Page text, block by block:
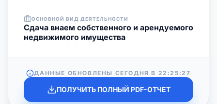
ОСНОВНОЙ ВИД ДЕЯТЕЛЬНОСТИ
Сдача внаем собственного и арендуемого
недвижимого имущества
ДАННЫЕ ОБНОВЛЕНЫ СЕГОДНЯ В 22:25:27
ПОЛУЧИТЬ ПОЛНЫЙ PDF-ОТЧЕТ